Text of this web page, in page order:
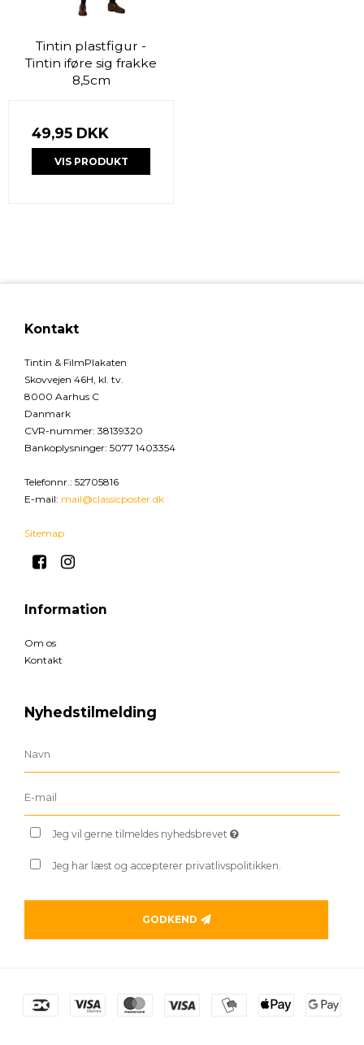
Tintin plastfigur -
Tintin iføre sig frakke
8,5cm
49,95 DKK
VIS PRODUKT
Kontakt
Tintin & FilmPlakaten
Skovvejen 46H, kl. tv.
8000 Aarhus C
Danmark
CVR-nummer: 38139320
Bankoplysninger: 5077 1403354
Telefonnr. : 52705816
E-mail: mail@classicposter.dk
Sitemap
Information
Om os
Kontakt
Nyhedstilmelding
Jeg vil gerne tilmeldes nyhedsbrevet
Jeg har læst og accepterer privatlivspolitikken.
GODKEND